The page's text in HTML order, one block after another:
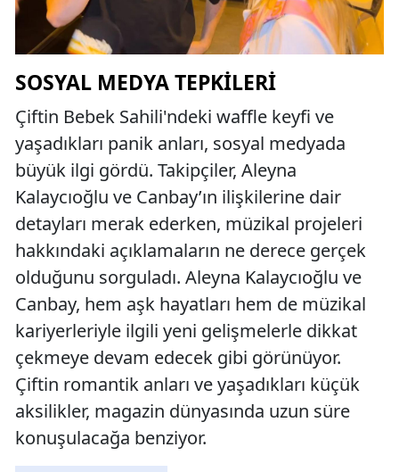
SOSYAL MEDYA TEPKILERI
Çiftin Bebek Sahili'ndeki waffle keyfi ve
yaşadıkları panik anları, sosyal medyada
büyük ilgi gördü. Takipçiler, Aleyna
Kalaycıoğlu ve Canbay’ın ilişkilerine dair
detayları merak ederken, müzikal projeleri
hakkındaki açıklamaların ne derece gerçek
olduğunu sorguladı. Aleyna Kalaycıoğlu ve
Canbay, hem aşk hayatları hem de müzikal
kariyerleriyle ilgili yeni gelişmelerle dikkat
çekmeye devam edecek gibi görünüyor.
Çiftin romantik anları ve yaşadıkları küçük
aksilikler, magazin dünyasında uzun süre
konuşulacağa benziyor.